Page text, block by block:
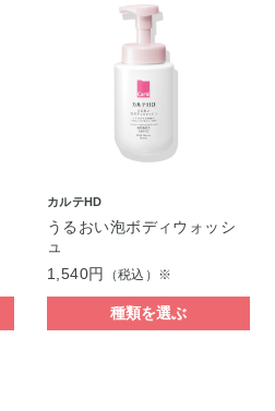
カルテHD
うるおい泡ボディウォッシ
ュ
1,540円
（税込）※
種類を選ぶ